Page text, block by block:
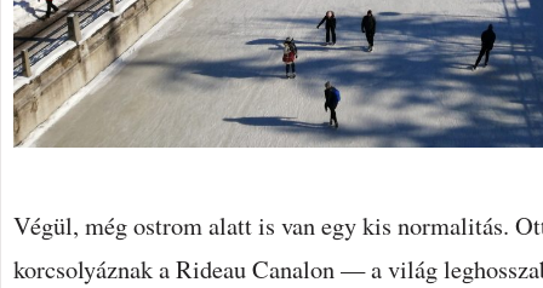
Végül, még ostrom alatt is van egy kis normalitás.
korcsolyáznak a Rideau Canalon — a világ